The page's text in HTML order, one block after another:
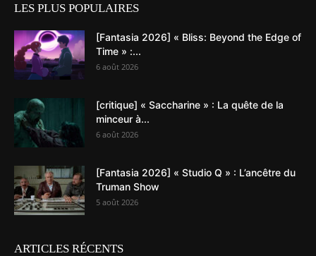
LES PLUS POPULAIRES
[Fantasia 2026] « Bliss: Beyond the Edge of
Time » :...
6 août 2026
[critique] « Saccharine » : La quête de la
minceur à...
6 août 2026
[Fantasia 2026] « Studio Q » : L’ancêtre du
Truman Show
5 août 2026
ARTICLES RÉCENTS